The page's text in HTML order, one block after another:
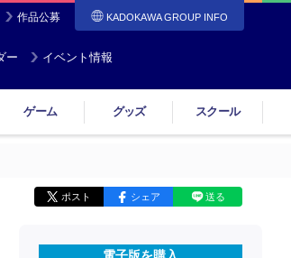
作品公募 KADOKAWA GROUP INFO
ー イベント情報
ゲーム グッズ スクール
ポスト シェア 送る
電子版を購入